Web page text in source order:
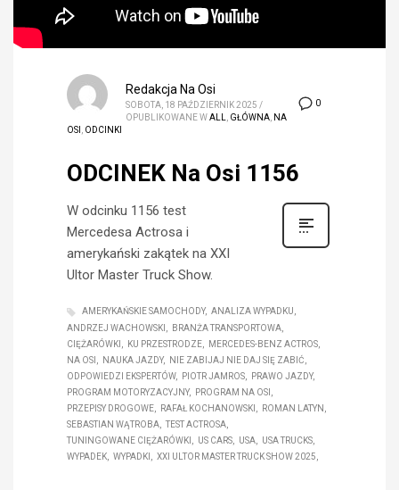
0
Redakcja Na Osi
SOBOTA, 18 PAŹDZIERNIK 2025 /
OPUBLIKOWANE WALL, GŁÓWNA, NA
OSI , ODCINKI
ODCINEK Na Osi 1156
W odcinku 1156 test
Mercedesa Actrosa i
amerykański zakątek na XXI
Ultor Master Truck Show.
AMERYKAŃSKIE SAMOCHODY
ANALIZA WYPADKU
ANDRZEJ WACHOWSKI
BRANŻA TRANSPORTOWA
CIĘŻARÓWKI
KU PRZESTRODZE
MERCEDES-BENZ ACTROS
NA OSI
NAUKA JAZDY
NIE ZABIJAJ NIE DAJ SIĘ ZABIĆ
ODPOWIEDZI EKSPERTÓW
PIOTR JAMROS
PRAWO JAZDY
PROGRAM MOTORYZACYJNY
PROGRAM NA OSI
PRZEPISY DROGOWE
RAFAŁ KOCHANOWSKI
ROMAN LATYN
SEBASTIAN WĄTROBA
TEST ACTROSA
TUNINGOWANE CIĘŻARÓWKI
US CARS USA
USA TRUCKS
WYPADEK
WYPADKI XXI ULTOR MASTER TRUCK SHOW 2025